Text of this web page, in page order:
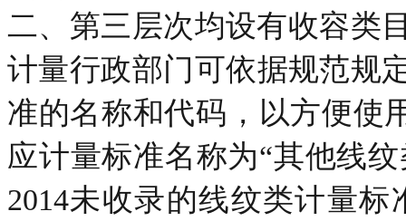
二、第三层次均设有收容类
计量行政部门可依据规范规
准的名称和代码，以方便使
应计量标准名称为“其他线
2014未收录的线纹类计量标